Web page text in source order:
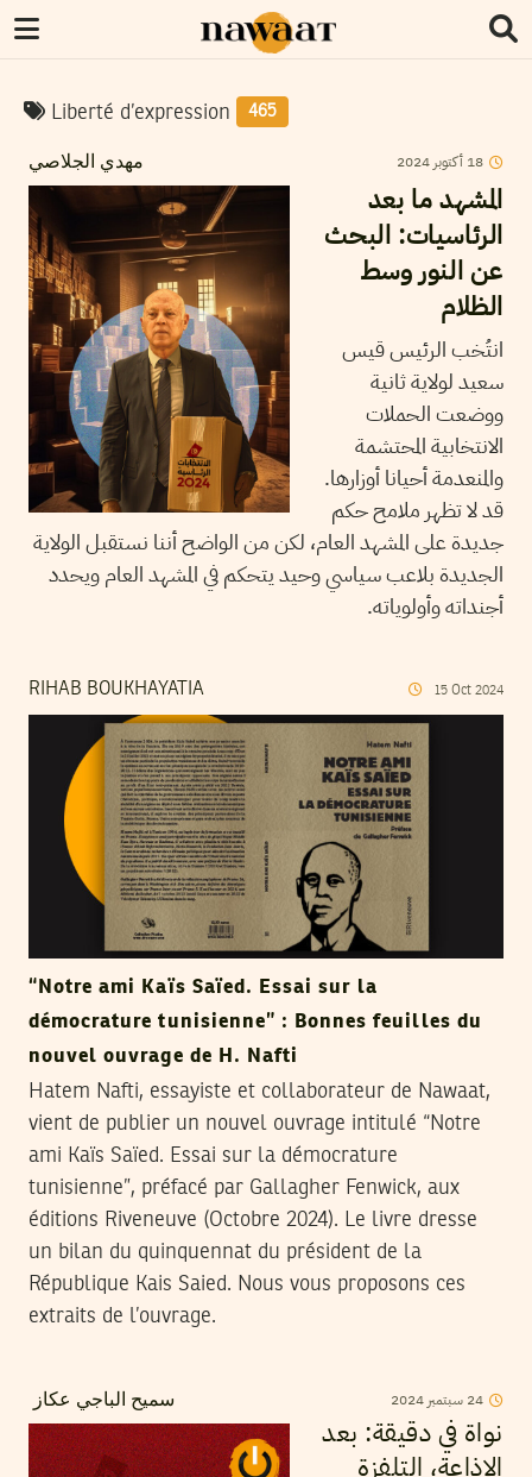
Liberté d’expression 465
مهدي الجلاصي 18 أكتوبر 2024
المشهد ما بعد
الرئاسيات: البحث
عن النور وسط
الظلام
انتُخب الرئيس قيس
سعيد لولاية ثانية
ووضعت الحملات
الانتخابية المحتشمة
والمنعدمة أحيانا أوزارها.
قد لا تظهر ملامح حكم
جديدة على المشهد العام، لكن من الواضح أننا نستقبل الولاية
الجديدة بلاعب سياسي وحيد يتحكم في المشهد العام ويحدد
أجنداته وأولوياته.
RIHAB BOUKHAYATIA 15 Oct 2024
“Notre ami Kaïs Saïed. Essai sur la
démocrature tunisienne” : Bonnes feuilles du
nouvel ouvrage de H. Nafti
Hatem Nafti, essayiste et collaborateur de Nawaat,
vient de publier un nouvel ouvrage intitulé “Notre
ami Kaïs Saïed. Essai sur la démocrature
tunisienne”, préfacé par Gallagher Fenwick, aux
éditions Riveneuve (Octobre 2024). Le livre dresse
un bilan du quinquennat du président de la
République Kais Saied. Nous vous proposons ces
extraits de l’ouvrage.
سميح الباجي عكاز 24 سبتمبر 2024
نواة في دقيقة: بعد
الإذاعة، التلفزة